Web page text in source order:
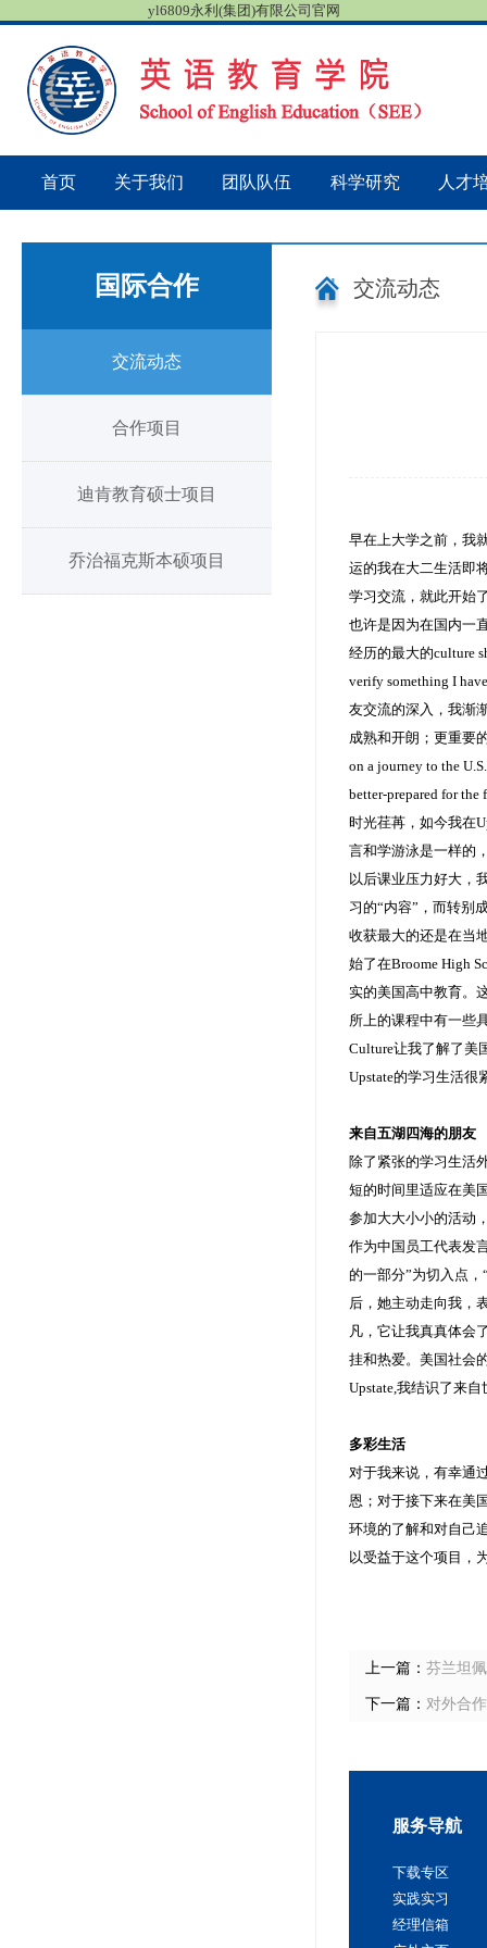
yl6809永利(集团)有限公司官网
首页 关于我们 团队队伍 科学研究 人才
国际合作
交流动态
合作项目
迪肯教育硕士项目
乔治福克斯本硕项目
交流动态
早在上大学之前，我
运的我在大二生活即
学习交流，就此开始
也许是因为在国内一
经历的最大的culture
verify something I
友交流的深入，我渐
成熟和开朗；更重要
on a journey to the
better-prepared for the
时光荏苒，如今我在
言和学游泳是一样的
以后课业压力好大，
习的“内容”，而转别
收获最大的还是在当
始了在Broome High
实的美国高中教育。
所上的课程中有一些
Culture让我了解了美
Upstate的学习生活很
来自五湖四海的朋友
除了紧张的学习生活
短的时间里适应在美
参加大大小小的活动
作为中国员工代表发
的一部分”为切入点
后，她主动走向我，
凡，它让我真真体会
挂和热爱。美国社会
Upstate,我结识了来
多彩生活
对于我来说，有幸通
恩；对于接下来在美
环境的了解和对自己
以受益于这个项目，
上一篇： 芬兰坦
下一篇： 对外合
服务导航
下载专区
实践实习
经理信箱